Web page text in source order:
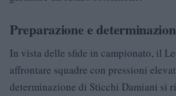
Preparazione e
In vista delle sfide in campionato, il
affrontare squadre con pressioni
determinazione di Sticchi Damiani si